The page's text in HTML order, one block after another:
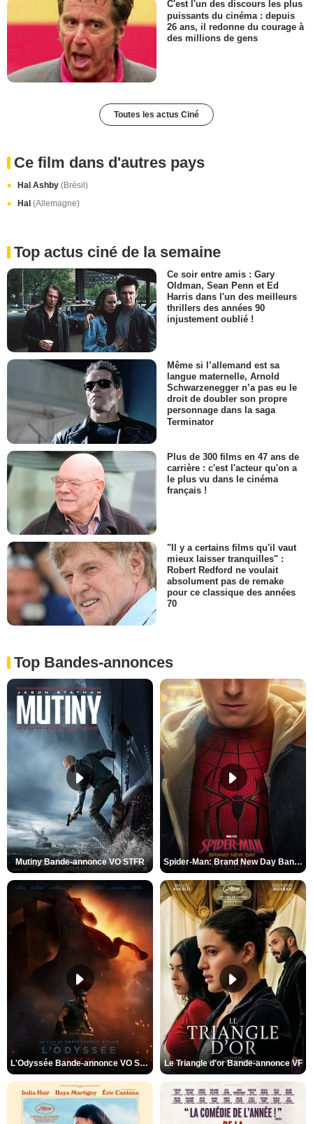
C'est l'un des discours les plus
puissants du cinéma : depuis
26 ans, il redonne du courage à
des millions de gens
Toutes les actus Ciné
Ce film dans d'autres pays
Hal Ashby (Brésil)
Hal (Allemagne)
Top actus ciné de la semaine
Ce soir entre amis : Gary
Oldman, Sean Penn et Ed
Harris dans l'un des meilleurs
thrillers des années 90
injustement oublié !
Même si l’allemand est sa
langue maternelle, Arnold
Schwarzenegger n’a pas eu le
droit de doubler son propre
personnage dans la saga
Terminator
Plus de 300 films en 47 ans de
carrière : c'est l'acteur qu'on a
le plus vu dans le cinéma
français !
"Il y a certains films qu'il vaut
mieux laisser tranquilles" :
Robert Redford ne voulait
absolument pas de remake
pour ce classique des années
70
Top Bandes-annonces
Mutiny Bande-annonce VO STFR Spider-Man: Brand New Day Bande-annonce VO STFR
L'Odyssée Bande-annonce VO STFR Le Triangle d'or Bande-annonce VF